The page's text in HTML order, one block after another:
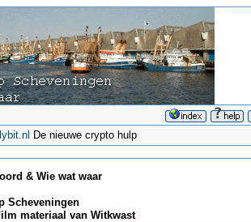
De nieuwe crypto hulp
& Wie wat waar
Scheveningen
materiaal van Witkwast